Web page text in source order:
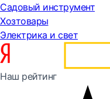
Садовый инструмент
Хозтовары
Электрика и свет
Наш рейтинг